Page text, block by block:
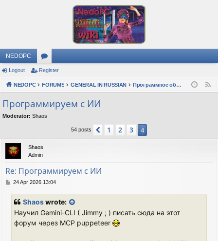
NEDOPC
or
u
s
Logout Register
NEDOPC FORUMS GENERAL IN RUSSIAN Программное обеспечение
Программируем с ИИ
Moderator: Shaos
54 posts Previous
1 2 3 4
Shaos
Admin
Re: Программируем с ИИ
P24 Apr 2026 13:04
Shaoswrote:
Научил Gemini-CLI ( Jimmy ; ) писать сюда на этот
форум через MCP puppeteer